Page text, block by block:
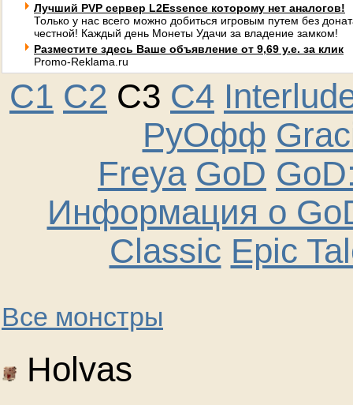
Лучший PVP сервер L2Essence которому нет аналогов!
Только у нас всего можно добиться игровым путем без
честной! Каждый день Монеты Удачи за владение замком!
Разместите здесь Ваше объявление от 9,69 у.е. за клик
Promo-Reklama.ru
C1 C2 C3 C4
РуОфф
Freya GoD
Информация о
Classic Epic
Все монстры
Holvas